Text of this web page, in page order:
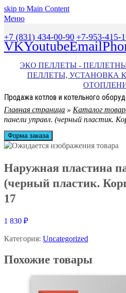
skip to Main Content
Меню
+7 (831) 434-00-90 +7-953-415-
VKYoutubeEmail
ЭКО ПЕЛЛЕТЫ -
ПЕЛЛЕТЫ, УСТАНОВКА
Продажа котлов и котельного
Главная страница » Каталог
панели управл. (черный пластик.
Форма заказа
Наружная пластина
(черный пластик.
17
1 830 ₽
Категория: Uncategorized
Похожие товары